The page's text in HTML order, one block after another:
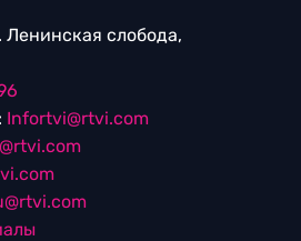
Ленинская слобода,
Infortvi@rtvi.com